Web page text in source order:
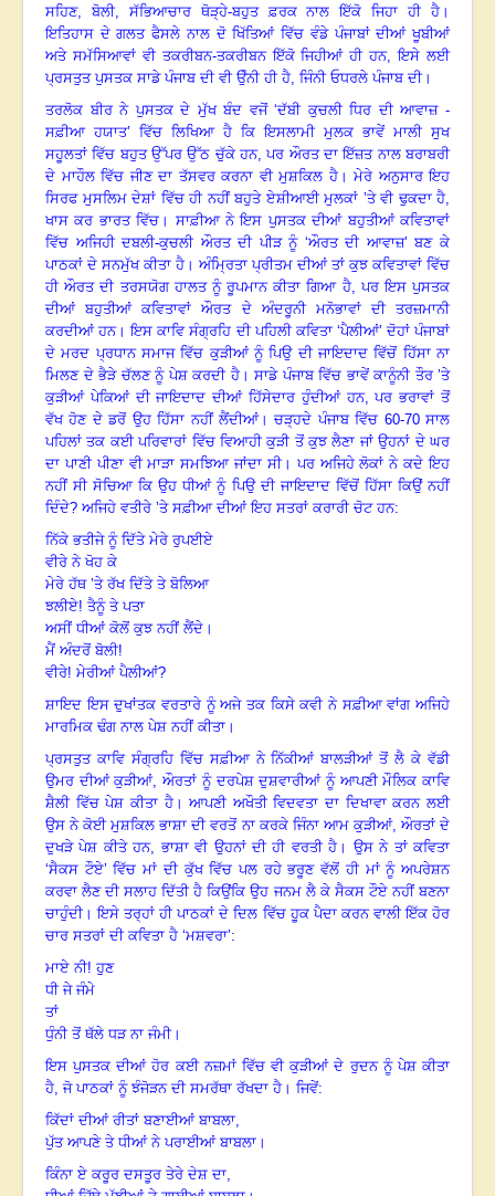
ਸਹਿਣ, ਬੋਲੀ, ਸੱਭਿਆਚਾਰ ਥੋੜ੍ਹੇ-ਬਹੁਤ ਫ਼ਰਕ ਨਾਲ ਇੱਕੋ ਜਿਹਾ ਹੀ ਹੈ ।
ਇਤਿਹਾਸ ਦੇ ਗਲਤ ਫੈਸਲੇ ਨਾਲ ਦੋ ਖਿੱਤਿਆਂ ਵਿੱਚ ਵੰਡੇ ਪੰਜਾਬਾਂ ਦੀਆਂ ਖੂਬੀਆਂ
ਅਤੇ ਸਮੱਸਿਆਵਾਂ ਵੀ ਤਕਰੀਬਨ-ਤਕਰੀਬਨ ਇੱਕੋ ਜਿਹੀਆਂ ਹੀ ਹਨ, ਇਸੇ ਲਈ
ਪ੍ਰਸਤੁਤ ਪੁਸਤਕ ਸਾਡੇ ਪੰਜਾਬ ਦੀ ਵੀ ਉੰਨੀ ਹੀ ਹੈ, ਜਿੰਨੀ ਓਧਰਲੇ ਪੰਜਾਬ ਦੀ।
ਤਰਲੋਕ ਬੀਰ ਨੇ ਪੁਸਤਕ ਦੇ ਮੁੱਖ ਬੰਦ ਵਜੋਂ ‘ਦੱਬੀ ਕੁਚਲੀ ਧਿਰ ਦੀ ਆਵਾਜ਼ -
ਸਫ਼ੀਆ ਹਯਾਤ’ ਵਿੱਚ ਲਿਖਿਆ ਹੈ ਕਿ ਇਸਲਾਮੀ ਮੁਲਕ ਭਾਵੇਂ ਮਾਲੀ ਸੁਖ
ਸਹੂਲਤਾਂ ਵਿੱਚ ਬਹੁਤ ਉੱਪਰ ਉੱਠ ਚੁੱਕੇ ਹਨ, ਪਰ ਔਰਤ ਦਾ ਇੱਜ਼ਤ ਨਾਲ ਬਰਾਬਰੀ
ਦੇ ਮਾਹੌਲ ਵਿੱਚ ਜੀਣ ਦਾ ਤੱਸਵਰ ਕਰਨਾ ਵੀ ਮੁਸ਼ਕਿਲ ਹੈ। ਮੇਰੇ ਅਨੁਸਾਰ ਇਹ
ਸਿਰਫ ਮੁਸਲਿਮ ਦੇਸ਼ਾਂ ਵਿੱਚ ਹੀ ਨਹੀਂ ਬਹੁਤੇ ਏਸ਼ੀਆਈ ਮੁਲਕਾਂ ’ਤੇ ਵੀ ਢੁਕਦਾ ਹੈ,
ਖਾਸ ਕਰ ਭਾਰਤ ਵਿੱਚ । ਸਾਫ਼ੀਆ ਨੇ ਇਸ ਪੁਸਤਕ ਦੀਆਂ ਬਹੁਤੀਆਂ ਕਵਿਤਾਵਾਂ
ਵਿੱਚ ਅਜਿਹੀ ਦਬਲੀ-ਕੁਚਲੀ ਔਰਤ ਦੀ ਪੀੜ ਨੂੰ ‘ਔਰਤ ਦੀ ਆਵਾਜ਼’ ਬਣ ਕੇ
ਪਾਠਕਾਂ ਦੇ ਸਨਮੁੱਖ ਕੀਤਾ ਹੈ । ਅੰਮ੍ਰਿਤਾ ਪ੍ਰੀਤਮ ਦੀਆਂ ਤਾਂ ਕੁਝ ਕਵਿਤਾਵਾਂ ਵਿੱਚ
ਹੀ ਔਰਤ ਦੀ ਤਰਸਯੋਗ ਹਾਲਤ ਨੂੰ ਰੂਪਮਾਨ ਕੀਤਾ ਗਿਆ ਹੈ, ਪਰ ਇਸ ਪੁਸਤਕ
ਦੀਆਂ ਬਹੁਤੀਆਂ ਕਵਿਤਾਵਾਂ ਔਰਤ ਦੇ ਅੰਦਰੂਨੀ ਮਨੋਭਾਵਾਂ ਦੀ ਤਰਜ਼ਮਾਨੀ
ਕਰਦੀਆਂ ਹਨ।ਇਸ ਕਾਵਿ ਸੰਗ੍ਰਹਿ ਦੀ ਪਹਿਲੀ ਕਵਿਤਾ ‘ਪੈਲੀਆਂ’ ਦੋਹਾਂ ਪੰਜਾਬਾਂ
ਦੇ ਮਰਦ ਪ੍ਰਧਾਨ ਸਮਾਜ ਵਿੱਚ ਕੁੜੀਆਂ ਨੂੰ ਪਿਉ ਦੀ ਜਾਇਦਾਦ ਵਿੱਚੋਂ ਹਿੱਸਾ ਨਾ
ਮਿਲਣ ਦੇ ਭੈੜੇ ਚੱਲਣ ਨੂੰ ਪੇਸ਼ ਕਰਦੀ ਹੈ। ਸਾਡੇ ਪੰਜਾਬ ਵਿੱਚ ਭਾਵੇਂ ਕਾਨੂੰਨੀ ਤੌਰ ’ਤੇ
ਕੁੜੀਆਂ ਪੇਕਿਆਂ ਦੀ ਜਾਇਦਾਦ ਦੀਆਂ ਹਿੱਸੇਦਾਰ ਹੁੰਦੀਆਂ ਹਨ, ਪਰ ਭਰਾਵਾਂ ਤੋਂ
ਵੱਖ ਹੋਣ ਦੇ ਡਰੋਂ ਉਹ ਹਿੱਸਾ ਨਹੀਂ ਲੈਂਦੀਆਂ।ਚੜ੍ਹਦੇ ਪੰਜਾਬ ਵਿੱਚ 60-70 ਸਾਲ
ਪਹਿਲਾਂ ਤਕ ਕਈ ਪਰਿਵਾਰਾਂ ਵਿੱਚ ਵਿਆਹੀ ਕੁੜੀ ਤੋਂ ਕੁਝ ਲੈਣਾ ਜਾਂ ਉਹਨਾਂ ਦੇ ਘਰ
ਦਾ ਪਾਣੀ ਪੀਣਾ ਵੀ ਮਾੜਾ ਸਮਝਿਆ ਜਾਂਦਾ ਸੀ। ਪਰ ਅਜਿਹੇ ਲੋਕਾਂ ਨੇ ਕਦੇ ਇਹ
ਨਹੀਂ ਸੀ ਸੋਚਿਆ ਕਿ ਉਹ ਧੀਆਂ ਨੂੰ ਪਿਉ ਦੀ ਜਾਇਦਾਦ ਵਿੱਚੋਂ ਹਿੱਸਾ ਕਿਉਂ ਨਹੀਂ
ਦਿੰਦੇ? ਅਜਿਹੇ ਵਤੀਰੇ ’ਤੇ ਸਫ਼ੀਆ ਦੀਆਂ ਇਹ ਸਤਰਾਂ ਕਰਾਰੀ ਚੋਟ ਹਨ:
ਨਿੱਕੇ ਭਤੀਜੇ ਨੂੰ ਦਿੱਤੇ ਮੇਰੇ ਰੁਪਈਏ
ਵੀਰੇ ਨੇ ਖੋਹ ਕੇ
ਮੇਰੇ ਹੱਥ ’ਤੇ ਰੱਖ ਦਿੱਤੇ ਤੇ ਬੋਲਿਆ
ਝਲੀਏ! ਤੈਨੂੰ ਤੇ ਪਤਾ
ਅਸੀਂ ਧੀਆਂ ਕੋਲੋਂ ਕੁਝ ਨਹੀਂ ਲੈਂਦੇ।
ਮੈਂ ਅੰਦਰੋਂ ਬੋਲੀ!
ਵੀਰੇ! ਮੇਰੀਆਂ ਪੈਲੀਆਂ?
ਸ਼ਾਇਦ ਇਸ ਦੁਖਾਂਤਕ ਵਰਤਾਰੇ ਨੂੰ ਅਜੇ ਤਕ ਕਿਸੇ ਕਵੀ ਨੇ ਸਫ਼ੀਆ ਵਾਂਗ ਅਜਿਹੇ
ਮਾਰਮਿਕ ਢੰਗ ਨਾਲ ਪੇਸ਼ ਨਹੀਂ ਕੀਤਾ ।
ਪ੍ਰਸਤੁਤ ਕਾਵਿ ਸੰਗ੍ਰਹਿ ਵਿੱਚ ਸਫ਼ੀਆ ਨੇ ਨਿੱਕੀਆਂ ਬਾਲੜੀਆਂ ਤੋਂ ਲੈ ਕੇ ਵੱਡੀ
ਉਮਰ ਦੀਆਂ ਕੁੜੀਆਂ, ਔਰਤਾਂ ਨੂੰ ਦਰਪੇਸ਼ ਦੁਸ਼ਵਾਰੀਆਂ ਨੂੰ ਆਪਣੀ ਮੌਲਿਕ ਕਾਵਿ
ਸ਼ੈਲੀ ਵਿੱਚ ਪੇਸ਼ ਕੀਤਾ ਹੈ।ਆਪਣੀ ਅਖੌਤੀ ਵਿਦਵਤਾ ਦਾ ਦਿਖਾਵਾ ਕਰਨ ਲਈ
ਉਸ ਨੇ ਕੋਈ ਮੁਸ਼ਕਿਲ ਭਾਸ਼ਾ ਦੀ ਵਰਤੋਂ ਨਾ ਕਰਕੇ ਜਿੰਨਾ ਆਮ ਕੁੜੀਆਂ, ਔਰਤਾਂ ਦੇ
ਦੁਖੜੇ ਪੇਸ਼ ਕੀਤੇ ਹਨ, ਭਾਸ਼ਾ ਵੀ ਉਹਨਾਂ ਦੀ ਹੀ ਵਰਤੀ ਹੈ । ਉਸ ਨੇ ਤਾਂ ਕਵਿਤਾ
‘ਸੈਕਸ ਟੌਏ’ ਵਿੱਚ ਮਾਂ ਦੀ ਕੁੱਖ ਵਿੱਚ ਪਲ ਰਹੇ ਭਰੂਣ ਵੱਲੋਂ ਹੀ ਮਾਂ ਨੂੰ ਅਪਰੇਸ਼ਨ
ਕਰਵਾ ਲੈਣ ਦੀ ਸਲਾਹ ਦਿੱਤੀ ਹੈ ਕਿਉਂਕਿ ਉਹ ਜਨਮ ਲੈ ਕੇ ਸੈਕਸ ਟੌਏ ਨਹੀਂ ਬਣਨਾ
ਚਾਹੁੰਦੀ।ਇਸੇ ਤਰ੍ਹਾਂ ਹੀ ਪਾਠਕਾਂ ਦੇ ਦਿਲ ਵਿੱਚ ਹੂਕ ਪੈਦਾ ਕਰਨ ਵਾਲੀ ਇੱਕ ਹੋਰ
ਚਾਰ ਸਤਰਾਂ ਦੀ ਕਵਿਤਾ ਹੈ ‘ਮਸ਼ਵਰਾ’:
ਮਾਏ ਨੀ! ਹੁਣ
ਧੀ ਜੇ ਜੰਮੇ
ਤਾਂ
ਧੁੰਨੀ ਤੋਂ ਥੱਲੇ ਧੜ ਨਾ ਜੰਮੀ।
ਇਸ ਪੁਸਤਕ ਦੀਆਂ ਹੋਰ ਕਈ ਨਜ਼ਮਾਂ ਵਿੱਚ ਵੀ ਕੁੜੀਆਂ ਦੇ ਰੁਦਨ ਨੂੰ ਪੇਸ਼ ਕੀਤਾ
ਹੈ, ਜੋ ਪਾਠਕਾਂ ਨੂੰ ਝੰਜੋੜਨ ਦੀ ਸਮਰੱਥਾ ਰੱਖਦਾ ਹੈ । ਜਿਵੇਂ:
ਕਿੱਦਾਂ ਦੀਆਂ ਰੀਤਾਂ ਬਣਾਈਆਂ ਬਾਬਲਾ,
ਪੁੱਤ ਆਪਣੇ ਤੇ ਧੀਆਂ ਨੇ ਪਰਾਈਆਂ ਬਾਬਲਾ ।
ਕਿੰਨਾ ਏ ਕਰੂਰ ਦਸਤੂਰ ਤੇਰੇ ਦੇਸ਼ ਦਾ,